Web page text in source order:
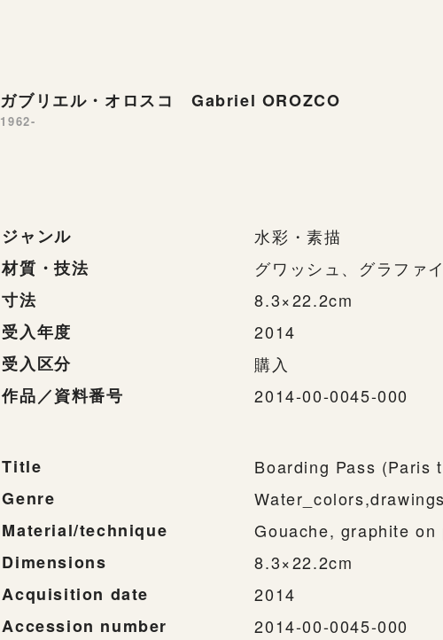
ガブリエル・オロスコ Gabriel OROZCO
1962-
ジャンル
水彩・素描
材質・技法
グワッシュ、グラファ
寸法
8.3×22.2cm
受入年度
2014
受入区分
購入
作品／資料番号
2014-00-0045-000
Title
Boarding Pass (Paris
Genre
Material/technique
Gouache, graphite on
Dimensions
8.3×22.2cm
Acquisition date
2014
Accession number
2014-00-0045-000